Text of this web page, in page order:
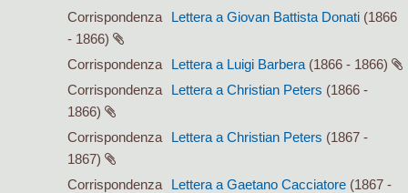
Corrispondenza
Lettera a Giovan Battista Donati (1866
- 1866)
Corrispondenza
Lettera a Luigi Barbera (1866 - 1866)
Corrispondenza
Lettera a Christian Peters (1866 -
1866)
Corrispondenza
Lettera a Christian Peters (1867 -
1867)
Corrispondenza
Lettera a Gaetano Cacciatore (1867 -